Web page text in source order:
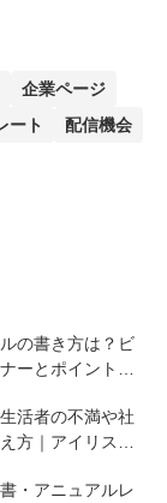
企業ページ
ート
配信機会
の書き方は？ビ
ーとポイントを
活者の不満や社
方｜アイリスオ
・アニュアルレ